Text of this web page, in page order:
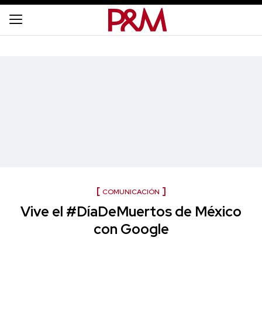
COMUNICACIÓN
Vive el #DíaDeMuertos de México
con Google